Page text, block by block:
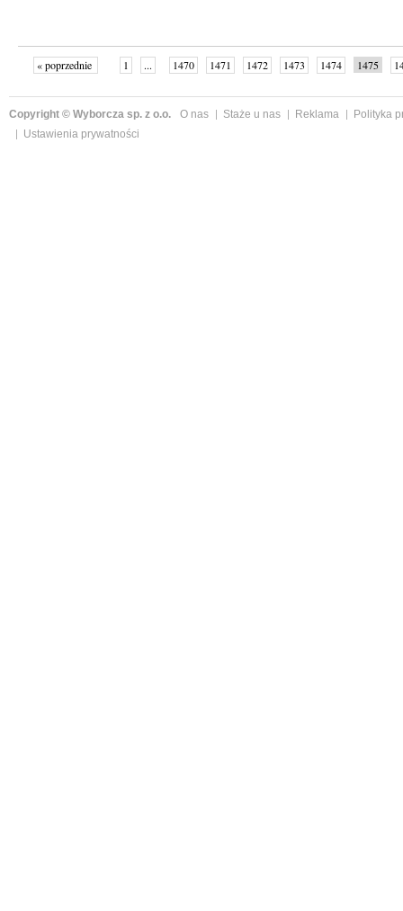
« poprzednie 1 ... 1470 1471 1472 1473 1474 1475
Copyright © Wyborcza sp. z o.o. O nas Staże u nas Reklama
Polityka
Ustawienia prywatności